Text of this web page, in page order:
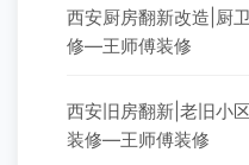
西安厨房翻新改造|厨
修—王师傅装修
西安旧房翻新|老旧小
装修—王师傅装修